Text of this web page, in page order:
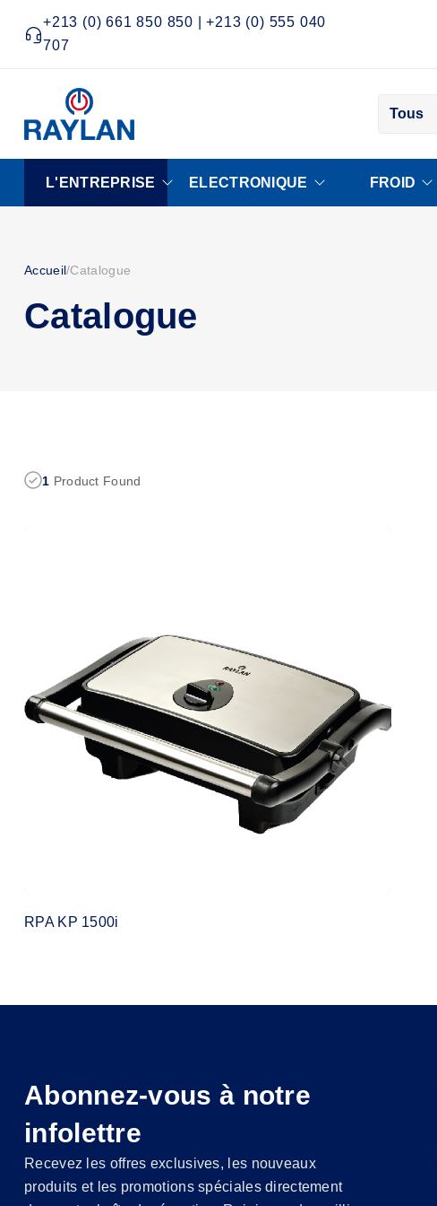
+213 (0) 661 850 850 | +213 (0) 555 040
707
Tous
L'ENTREPRISE ELECTRONIQUE FROID
Accueil/Catalogue
Catalogue
1 Product Found
RPA KP 1500i
Abonnez-vous à notre
infolettre
Recevez les offres exclusives, les nouveaux
produits et les promotions spéciales directement